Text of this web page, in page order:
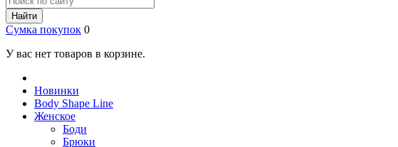
Найти
Сумка покупок 0
У вас нет товаров в корзине.
Новинки
Body Shape Line
Женское
Боди
Брюки